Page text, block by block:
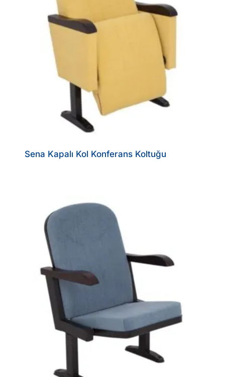
Sena Kapalı Kol Konferans Koltuğu